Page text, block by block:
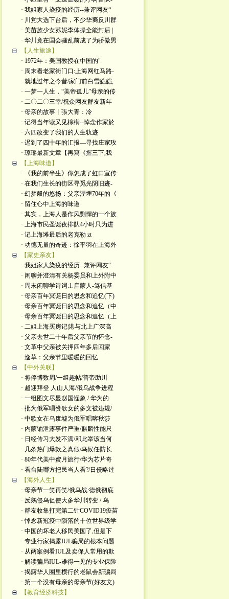
· 我姐家人染疫的经历--兼评网友“
· 川党大选下台后，不少华裔反川群
· 美苗族少女苏妮李体操全能封后 |
· 华川竟在国会骚乱前成了为骄傲男
【人生旅途】
· 1972年：美国教授在中国的"
· 周末看老家街门口:上海网红马路-
· 就地过年之今昔/家门前白雪皑皑,
· 一梦一人生，“美帝孤儿”母亲的传
· 二〇二〇三幸/祝众网友群友新年
· 母亲的故事丨張大青：​冷
· 记得当年读又见棕榈--悼念作家於
· 六四改变了我们的人生轨迹
· 迟到了四十年的汇报—寻找庄家玫
· 琼瑶最新文章【再寫《握三下,我
【上海味道】
· 《我的前半生》你怎成了虹口宣传
· 在我们生长的街区寻觅光阴旧迹-
· 幻梦般的悠扬：父亲湮埋70年的《
· 留住心中上海的味道
· 其实，上海人是作风剽悍的一个族
· 上海市民圣诞夜排队4小时只为进
· 记上海滩最后的老克勒 zt
· 功德无量的奇迹：徐平羽在上海外
【家史亲友】
· 我姐家人染疫的经历--兼评网友“
· 闲聊并澄清有关杨委员和上外附中
· 周末闲聊学诗词:1.启蒙人-笃信基
· 母亲百年冥诞日的思念和追忆(下)
· 母亲百年冥诞日的思念和追忆（中
· 母亲百年冥诞日的思念和追忆（上
· 二姐上海买房记|港与北上广深高
· 父亲去世二十年后父亲节的怀念-
· 文革中父亲被关押四年多后回家
· 逸草：父亲节里暖暖的回忆
【中外关联】
· 将停博数周/一组趣帖/普帝助川
· 越迎拜登 人山人海/俄乌战争进程
· 一组图文尽显赵国怪象 / 华为的
· 批为俄军唱赞歌女的多文被违规/
· 中歌女在乌废墟为俄军唱喀秋莎
· 内蒙铀泄露事件严重/麒麟性能只
· 日经传习大发不满/邓此举该当何
· 几条热门爆款之真假/乌候任防长
· 80年代美中蜜月旅行/华为芯片奇
· 看台陆哪方把民当人看?/日侵略过
【海外人生】
· 母亲节一笑再笑/俄乌战:德俄彻底
· 反鹅侵乌促使大多华川转变 / 乌
· 群友收集打完第二针COVID19疫苗
· 悼念新冠疫中陨落的十位世界级学
· 中国的坏老人移民美国了,但是下
· 专业行家揭露IUL骗局的根本问题
· 从两案例看IUL及卖保人常用的欺
· 解读骗局IUL-难得一见的专业保险
· 揭露华人圈里横行的老鼠会新骗局
· 第一个没有母亲的母亲节(好友文)
【教育经济科技】